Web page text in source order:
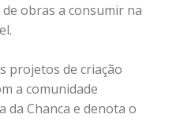
obras a consumir na
projetos de criação
a comunidade
da Chanca e denota o